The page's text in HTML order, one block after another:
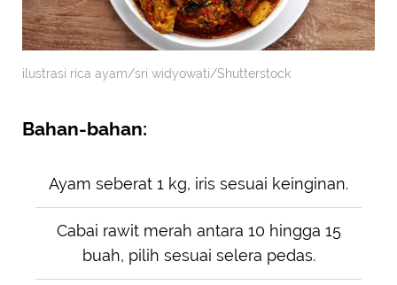
ilustrasi rica ayam/sri widyowati/Shutterstock
Bahan-bahan:
Ayam seberat 1 kg, iris sesuai keinginan.
Cabai rawit merah antara 10 hingga 15
buah, pilih sesuai selera pedas.